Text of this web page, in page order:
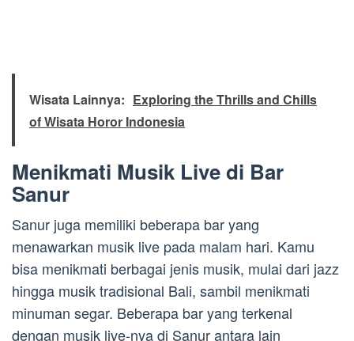
Wisata Lainnya: Exploring the Thrills and Chills
of Wisata Horor Indonesia
Menikmati Musik Live di Bar
Sanur
Sanur juga memiliki beberapa bar yang
menawarkan musik live pada malam hari. Kamu
bisa menikmati berbagai jenis musik, mulai dari jazz
hingga musik tradisional Bali, sambil menikmati
minuman segar. Beberapa bar yang terkenal
dengan musik live-nya di Sanur antara lain